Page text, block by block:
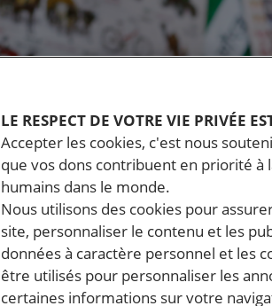
LE RESPECT DE VOTRE VIE PRIVÉE
Accepter les cookies, c'est nous
que vos dons contribuent en priorité
humains dans le monde.
Nous utilisons des cookies pour
site, personnaliser le contenu et les
données à caractère personnel et les
être utilisés pour personnaliser les
certaines informations sur votre